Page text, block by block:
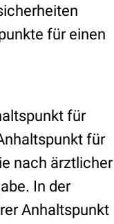
für einen
für
für
nach ärztlicher
In der
Anhaltspunkt